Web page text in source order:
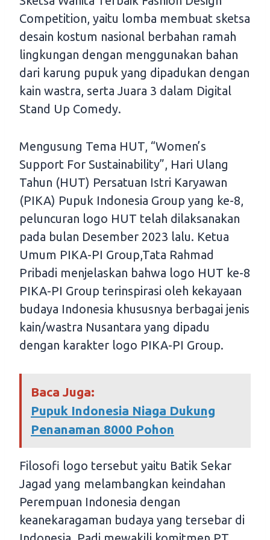
Competition, yaitu lomba membuat sketsa
desain kostum nasional berbahan ramah
lingkungan dengan menggunakan bahan
dari karung pupuk yang dipadukan dengan
kain wastra, serta Juara 3 dalam Digital
Stand Up Comedy.
Mengusung Tema HUT, “Women’s
Support For Sustainability”, Hari Ulang
Tahun (HUT) Persatuan Istri Karyawan
(PIKA) Pupuk Indonesia Group yang ke-8,
peluncuran logo HUT telah dilaksanakan
pada bulan Desember 2023 lalu. Ketua
Umum PIKA-PI Group,Tata Rahmad
Pribadi menjelaskan bahwa logo HUT ke-8
PIKA-PI Group terinspirasi oleh kekayaan
budaya Indonesia khususnya berbagai jenis
kain/wastra Nusantara yang dipadu
dengan karakter logo PIKA-PI Group.
Baca Juga:
Pupuk Indonesia Niaga Dukung
Penanaman 8000 Pohon
Filosofi logo tersebut yaitu Batik Sekar
Jagad yang melambangkan keindahan
Perempuan Indonesia dengan
keanekaragaman budaya yang tersebar di